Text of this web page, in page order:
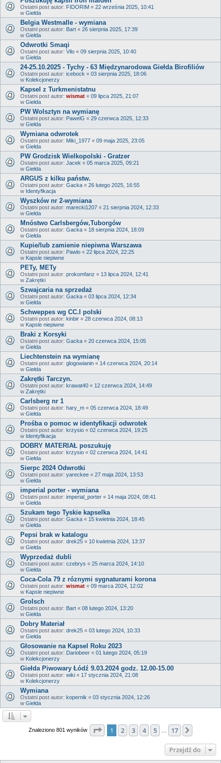
Ostatni post autor: FIDORIM « 22 września 2025, 10:41
w Giełda
Belgia Westmalle - wymiana
Ostatni post autor: Bart « 26 sierpnia 2025, 17:39
w Giełda
Odwrotki Smaqi
Ostatni post autor: Vilo « 09 sierpnia 2025, 10:40
w Giełda
24-25.10.2025 - Tychy - 63 Międzynarodowa Giełda Birofiliów
Ostatni post autor: icebock « 03 sierpnia 2025, 18:06
w Kolekcjonerzy
Kapsel z Turkmenistatnu
Ostatni post autor: wismat « 09 lipca 2025, 21:07
w Giełda
PW Wolsztyn na wymianę
Ostatni post autor: PawelG « 29 czerwca 2025, 12:33
w Giełda
Wymiana odwrotek
Ostatni post autor: Miki_1977 « 09 maja 2025, 23:05
w Giełda
PW Grodzisk Wielkopolski - Gratzer
Ostatni post autor: Jacek « 05 marca 2025, 09:21
w Giełda
ARGUS z kilku państw.
Ostatni post autor: Gacka « 26 lutego 2025, 16:55
w Identyfikacja
Wyszków nr 2-wymiana
Ostatni post autor: marecki1207 « 21 sierpnia 2024, 12:33
w Giełda
Mnóstwo Carlsbergów,Tuborgów
Ostatni post autor: Gacka « 18 sierpnia 2024, 18:09
w Giełda
Kupie/lub zamienie niepiwna Warszawa
Ostatni post autor: Pawlo « 22 lipca 2024, 22:25
w Kapsle niepiwne
PETy, METy
Ostatni post autor: prokomfanz « 13 lipca 2024, 12:41
w Zakrętki
Szwajcaria na sprzedaż
Ostatni post autor: Gacka « 03 lipca 2024, 12:34
w Giełda
Schweppes wg CC.I polski
Ostatni post autor: kinbir « 28 czerwca 2024, 08:13
w Kapsle niepiwne
Braki z Korsyki
Ostatni post autor: Gacka « 20 czerwca 2024, 15:05
w Giełda
Liechtenstein na wymianę
Ostatni post autor: glogowianin « 14 czerwca 2024, 20:14
w Giełda
Zakrętki Tarczyn.
Ostatni post autor: krawat40 « 12 czerwca 2024, 14:49
w Zakrętki
Carlsberg nr 1
Ostatni post autor: hary_m « 05 czerwca 2024, 18:49
w Giełda
Prośba o pomoc w identyfikacji odwrotek
Ostatni post autor: krzysio « 02 czerwca 2024, 19:25
w Identyfikacja
DOBRY MATERIAŁ poszukuję
Ostatni post autor: krzysio « 02 czerwca 2024, 14:41
w Giełda
Sierpc 2024 Odwrotki
Ostatni post autor: yareckee « 27 maja 2024, 13:53
w Giełda
imperial porter - wymiana
Ostatni post autor: imperial_porter « 14 maja 2024, 08:41
w Giełda
Szukam tego Tyskie kapselka
Ostatni post autor: Gacka « 15 kwietnia 2024, 18:45
w Giełda
Pepsi brak w katalogu
Ostatni post autor: drek25 « 10 kwietnia 2024, 13:37
w Giełda
Wyprzedaż dubli
Ostatni post autor: czebrys « 25 marca 2024, 14:10
w Giełda
Coca-Cola 79 z róznymi sygnaturami korona
Ostatni post autor: wismat « 09 marca 2024, 12:02
w Kapsle niepiwne
Grolsch
Ostatni post autor: Bart « 08 lutego 2024, 13:20
w Giełda
Dobry Materiał
Ostatni post autor: drek25 « 03 lutego 2024, 10:33
w Giełda
Głosowanie na Kapsel Roku 2023
Ostatni post autor: Dariobeer « 01 lutego 2024, 05:19
w Kolekcjonerzy
Giełda Piwowary Łódź 9.03.2024 godz. 12.00-15.00
Ostatni post autor: wiki « 17 stycznia 2024, 21:08
w Kolekcjonerzy
Wymiana
Ostatni post autor: kopernik « 03 stycznia 2024, 12:26
w Giełda
Znaleziono 801 wyników Strona z17
1 2 3 4 5 17
Przejdź do